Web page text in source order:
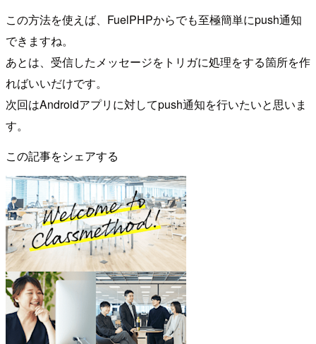
この方法を使えば、FuelPHPからでも至極簡単にpush通知
できますね。
あとは、受信したメッセージをトリガに処理をする箇所を作
ればいいだけです。
次回はAndroidアプリに対してpush通知を行いたいと思いま
す。
この記事をシェアする